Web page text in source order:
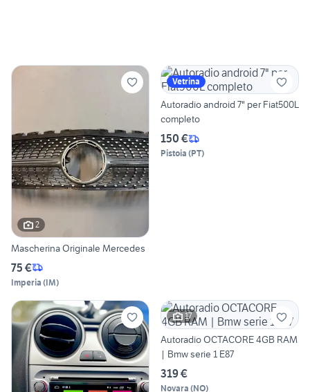
2
Mascherina Originale Mercedes
75 €
Imperia (IM)
Vetrina
Autoradio android 7" per Fiat500L
completo
150 €
Pistoia (PT)
17
Autoradio OCTACORE 4GB RAM
| Bmw serie 1 E87
319 €
Novara (NO)